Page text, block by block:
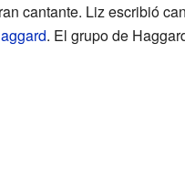
cantante. Liz escribió
. El grupo de